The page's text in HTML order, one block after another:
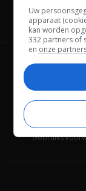
Channels
Wie is
Uw
apparaat
kan worden
332 partners of
en onze
Bepaalde
beheren. Zoek
een link om uw
privacy- en